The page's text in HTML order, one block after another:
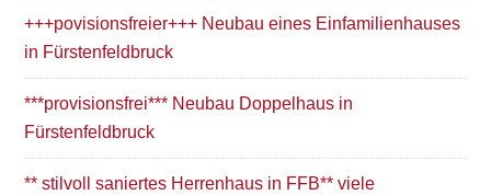
+++povisionsfreier+++ Neubau eines Einfamilienhauses
in Fürstenfeldbruck
***provisionsfrei*** Neubau Doppelhaus in
Fürstenfeldbruck
** stilvoll saniertes Herrenhaus in FFB** viele